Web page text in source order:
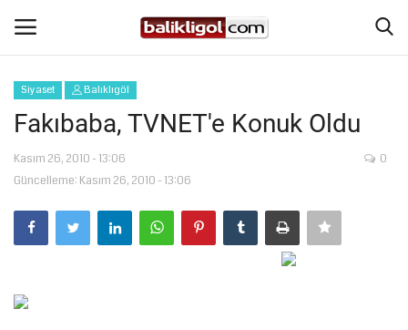
Giriş Yap
Anasayfa
Köşe Yazıları
Eğitim
Siyaset Balıklıgöl
Fakıbaba, TVNET'e Konuk Oldu
Kasım 26, 2010 - 13:06
Güncelleme: Kasım 26, 2010 - 13:06
0